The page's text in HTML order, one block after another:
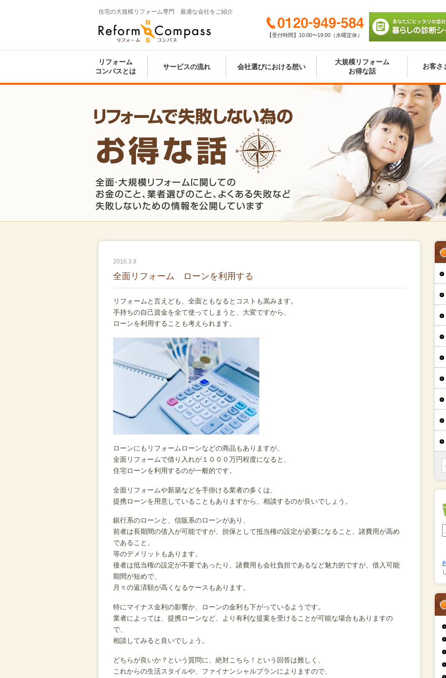
住宅の大規模リフォーム専門 最適な会社をご紹介
ス
び 暮らしの診断シート
0120-949-584
【受付時間】10:00〜19:00（水曜定休）
リフォーム
コンパスとは
サービスの流れ 会社選びにおける想い
大規模リフォーム
お得な話
お客さ
2016.3.9
全面リフォーム ローンを利用する
リフォームと言えども、全面ともなるとコストも嵩みます。
手持ちの自己資金を全て使ってしまうと、大変ですから、
ローンを利用することも考えられます。
ローンにもリフォームローンなどの商品もありますが、
全面リフォームで借り入れが１０００万円程度になると、
住宅ローンを利用するのが一般的です。
全面リフォームや新築などを手掛ける業者の多くは、
提携ローンを用意していることもありますから、相談するのが良いでしょう。
銀行系のローンと、信販系のローンがあり、
前者は長期間の借入が可能ですが、担保として抵当権の設定が必要になること、諸費用が高め
であること、
等のデメリットもあります。
後者は抵当権の設定が不要であったり、諸費用も会社負担であるなど魅力的ですが、借入可能
期間が短めで、
月々の返済額が高くなるケースもあります。
特にマイナス金利の影響か、ローンの金利も下がっているようです。
業者によっては、提携ローンなど、より有利な提案を受けることが可能な場合もありますの
で、
相談してみると良いでしょう。
どちらが良いか？という質問に、絶対こちら！という回答は難しく、
これからの生活スタイルや、ファイナンシャルプランによりますので、